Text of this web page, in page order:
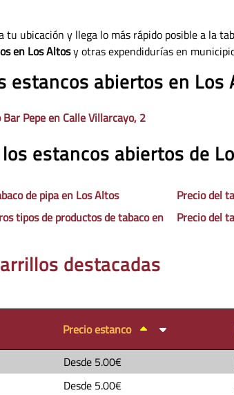
tu ubicación y llega lo más rápido posible a la
en Los Altosy otras expendidurías en
estancos abiertos en Los
Bar Pepe en Calle Villarcayo, 2
estancos abiertos de
de pipa en Los Altos
tipos de productos de tabaco en
Precio del
Precio del
destacadas
Precio estanco
Desde 5.00€
Desde 5.00€